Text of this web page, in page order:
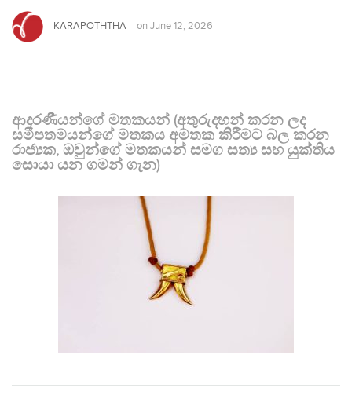
KARAPOTHTHA on June 12, 2026
ආදරණීයන්ගේ මතකයන් (අතුරුදහන් කරන ලද
සමීපතමයන්ගේ මතකය අමතක කිරීමට බල කරන
රාජ්‍යක, ඔවුන්ගේ මතකයන් සමග සත්‍ය සහ යුක්තිය
සොයා යන ගමන් ගැන)